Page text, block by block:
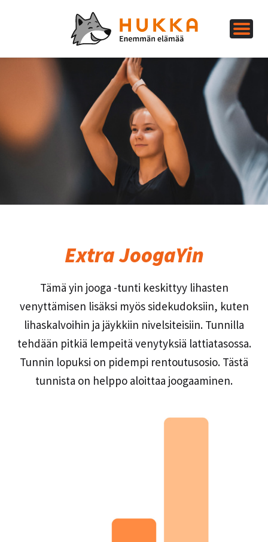
Extra JoogaYin
Tämä yin jooga -tunti keskittyy lihasten
venyttämisen lisäksi myös sidekudoksiin, kuten
lihaskalvoihin ja jäykkiin nivelsiteisiin. Tunnilla
tehdään pitkiä lempeitä venytyksiä lattiatasossa.
Tunnin lopuksi on pidempi rentoutusosio. Tästä
tunnista on helppo aloittaa joogaaminen.